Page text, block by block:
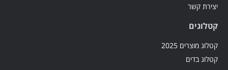
יצירת קשר
קטלוגים
קטלוג מוצרים 2025
קטלוג בדים